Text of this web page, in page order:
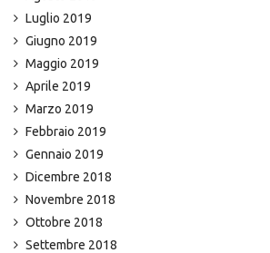
Luglio 2019
Giugno 2019
Maggio 2019
Aprile 2019
Marzo 2019
Febbraio 2019
Gennaio 2019
Dicembre 2018
Novembre 2018
Ottobre 2018
Settembre 2018